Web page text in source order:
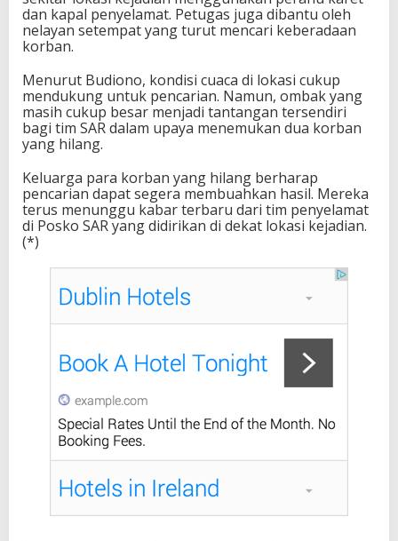
dan kapal penyelamat. Petugas juga dibantu oleh
nelayan setempat yang turut mencari keberadaan
korban.
Menurut Budiono, kondisi cuaca di lokasi cukup
mendukung untuk pencarian. Namun, ombak yang
masih cukup besar menjadi tantangan tersendiri
bagi tim SAR dalam upaya menemukan dua korban
yang hilang.
Keluarga para korban yang hilang berharap
pencarian dapat segera membuahkan hasil. Mereka
terus menunggu kabar terbaru dari tim penyelamat
di Posko SAR yang didirikan di dekat lokasi kejadian.
(*)